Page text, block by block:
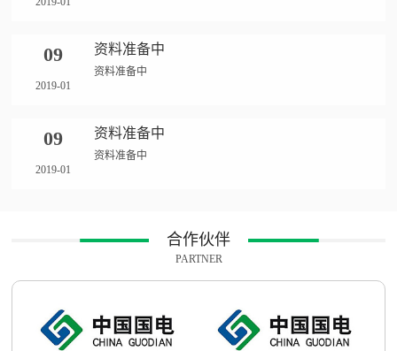
09
2019-01
资料准备中
资料准备中
09
2019-01
资料准备中
资料准备中
合作伙伴
PARTNER